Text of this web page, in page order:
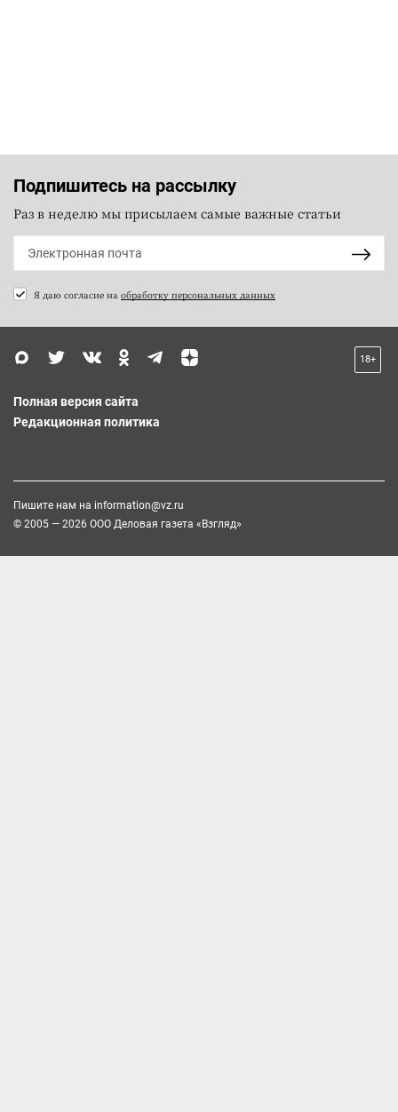
Подпишитесь на рассылку
Раз в неделю мы присылаем самые важные статьи
Я даю согласие на обработку персональных данных
18+
Полная версия сайта
Редакционная политика
Пишите нам на information@vz.ru
© 2005 — 2026 ООО Деловая газета «Взгляд»